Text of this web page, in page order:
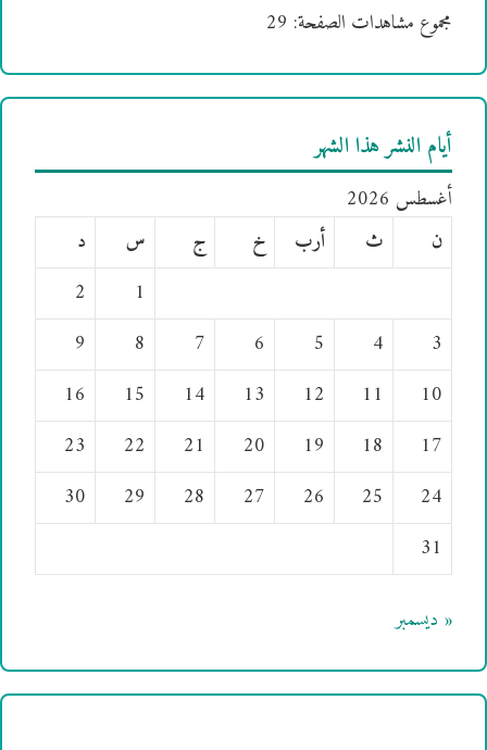
مجموع مشاهدات الصفحة: 29
أيام النشر هذا الشهر
أغسطس 2026
ن
ث أرب خ ج س
د
1
2
3
4
5
6
7
8
9
10
11
12
13
14
15
16
17
18
19
20
21
22
23
24
25
26
27
28
29
30
31
« ديسمبر